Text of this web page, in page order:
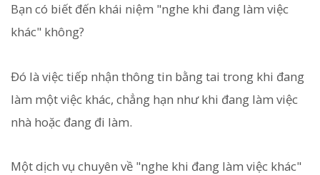
Bạn có biết đến khái niệm "nghe khi đang làm việc
khác" không?
Đó là việc tiếp nhận thông tin bằng tai trong khi đang
làm một việc khác, chẳng hạn như khi đang làm việc
nhà hoặc đang đi làm.
Một dịch vụ chuyên về "nghe khi đang làm việc khác"